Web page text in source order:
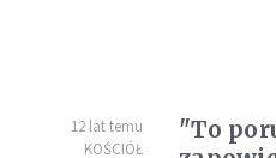
12 lat temu
KOŚCIÓŁ
"To